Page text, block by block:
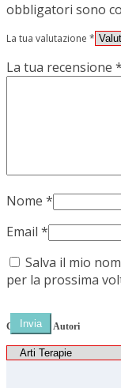
obbligatori sono
La tua valutazione *
La tua recensione *
Nome *
Email *
Salva il mio
per la prossima
Categorie e Autori